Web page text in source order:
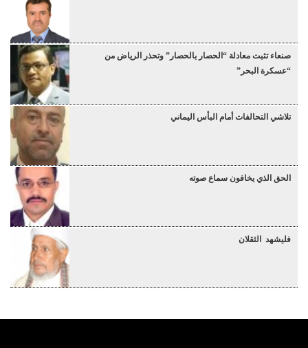
صنعاء تثبت معادلة “الحصار بالحصار” وتحذر الرياض من
“عسكرة البحر”
تلاشي التحالفات أمام البأس اليماني
الحق الذي يخافون سماع صوته
فليشهد الثقلان